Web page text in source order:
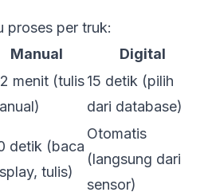
proses per truk:
Manual
Digital
menit (tulis15 detik (pilih
dari database)
detik (baca
tulis)
Otomatis
(langsung dari
sensor)